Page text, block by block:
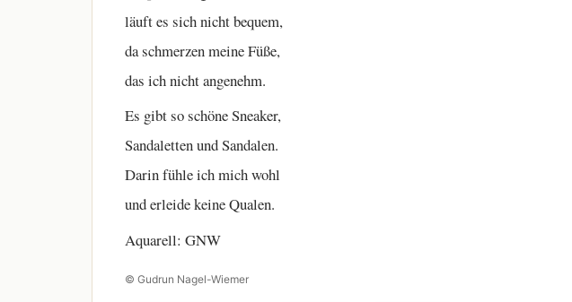
läuft es sich nicht bequem,
da schmerzen meine Füße,
das ich nicht angenehm.
Es gibt so schöne Sneaker,
Sandaletten und Sandalen.
Darin fühle ich mich wohl
und erleide keine Qualen.
Aquarell: GNW
© Gudrun Nagel-Wiemer